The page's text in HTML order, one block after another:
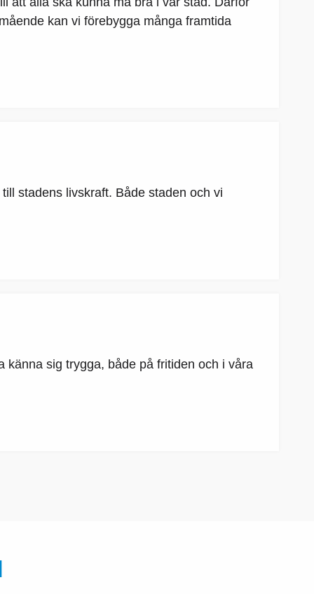
kan vi förebygga många framtida
stadens livskraft. Både staden och vi
känna sig trygga, både på fritiden och i våra